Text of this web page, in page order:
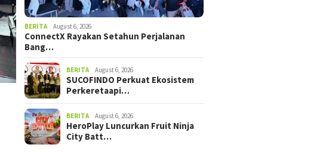
BERITA August 6, 2026
ConnectX Rayakan Setahun Perjalanan
Bang…
BERITA August 6, 2026
SUCOFINDO Perkuat Ekosistem
Perkeretaapi…
BERITA August 6, 2026
HeroPlay Luncurkan Fruit Ninja
City Batt…